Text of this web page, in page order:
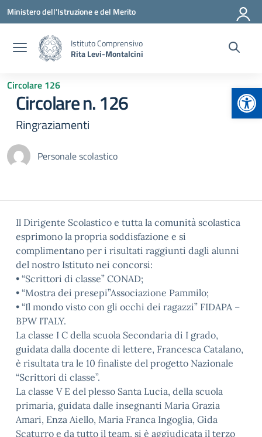
Vai ai contenuti
Vai al menu di navigazione
Vai al footer
Ministero dell'Istruzione e del Merito
Istituto Comprensivo
Rita Levi-Montalcini
Circolare 126
Circolare n. 126
Ringraziamenti
Personale scolastico
Il Dirigente Scolastico e tutta la comunità scolastica
esprimono la propria soddisfazione e si
complimentano per i risultati raggiunti dagli alunni
del nostro Istituto nei concorsi:
• “Scrittori di classe” CONAD;
• “Mostra dei presepi”Associazione Pammilo;
• “Il mondo visto con gli occhi dei ragazzi” FIDAPA –
BPW ITALY.
La classe I C della scuola Secondaria di I grado,
guidata dalla docente di lettere, Francesca Catalano,
è risultata tra le 10 finaliste del progetto Nazionale
“Scrittori di classe”.
La classe V E del plesso Santa Lucia, della scuola
primaria, guidata dalle insegnanti Maria Grazia
Amari, Enza Aiello, Maria Franca Ingoglia, Gida
Scaturro e da tutto il team, si è aggiudicata il terzo